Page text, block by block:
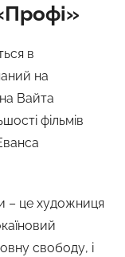
в
на
Вайта
фільмів
– це художниця
свободу, і